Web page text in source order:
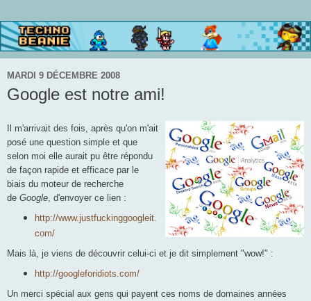
MARDI 9 DÉCEMBRE 2008
Google est notre ami!
Il m'arrivait des fois, après qu'on m'ait
posé une question simple et que
selon moi elle aurait pu être répondu
de façon rapide et efficace par le
biais du moteur de recherche
de Google, d'envoyer ce lien :
http://www.justfuckinggoogleit.
com/
Mais là, je viens de découvrir celui-ci et je dit simplement "wow!" :
http://googleforidiots.com/
Un merci spécial aux gens qui payent ces noms de domaines années